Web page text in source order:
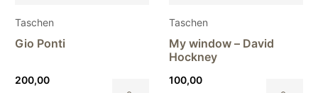
Taschen
Gio Ponti
200,00
Taschen
My window – David
Hockney
100,00